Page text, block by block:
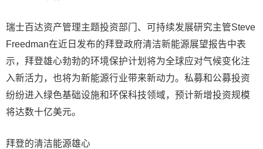
瑞士百达资产管理主题投资部门、可持续发展研究主管Steve
Freedman在近日发布的拜登政府清洁新能源展望报告中表
示，拜登雄心勃勃的环境保护计划将为全球应对气候变化注
入新活力，也将为新能源行业带来新动力。私募和公募投资
纷纷进入绿色基础设施和环保科技领域，预计新增投资规模
将达数十亿美元。
拜登的清洁能源雄心